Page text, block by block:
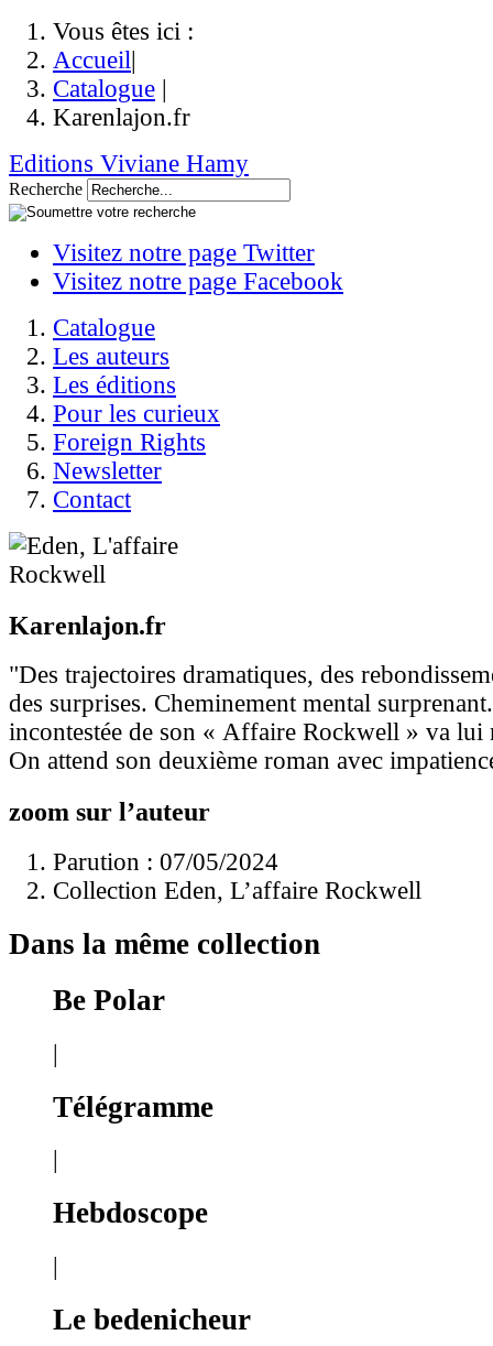
Vous êtes ici :
Accueil|
Catalogue |
Karenlajon.fr
Editions Viviane Hamy
Recherche
Visitez notre page Twitter
Visitez notre page Facebook
Catalogue
Les auteurs
Les éditions
Pour les curieux
Foreign Rights
Newsletter
Contact
Karenlajon.fr
"Des trajectoires dramatiques, des
des surprises. Cheminement mental
incontestée de son « Affaire Rockwell » va lui
On attend son deuxième roman avec
zoom sur l’auteur
Parution : 07/05/2024
Collection Eden, L’affaire Rockwell
Dans la même collection
Be Polar
|
Télégramme
Hebdoscope
|
Le bedenicheur